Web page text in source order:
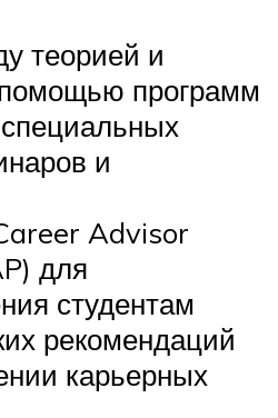
теорией и
программ
и
Advisor
для
студентам
рекомендаций
карьерных